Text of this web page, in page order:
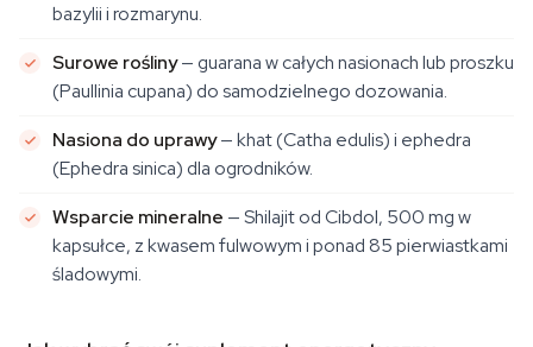
bazylii i rozmarynu.
Surowe rośliny— guarana w całych nasionach lub proszku
(Paullinia cupana) do samodzielnego dozowania.
Nasiona do uprawy— khat (Catha edulis) i ephedra
(Ephedra sinica) dla ogrodników.
Wsparcie mineralne — Shilajit od Cibdol, 500 mg w
kapsułce, z kwasem fulwowym i ponad 85 pierwiastkami
śladowymi.